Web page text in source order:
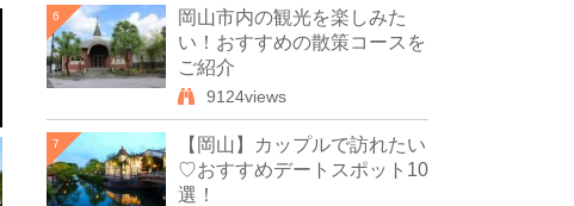
6
岡山市内の観光を楽しみた
い！おすすめの散策コースを
ご紹介
9124views
7
【岡山】カップルで訪れたい
♡おすすめデートスポット10
選！